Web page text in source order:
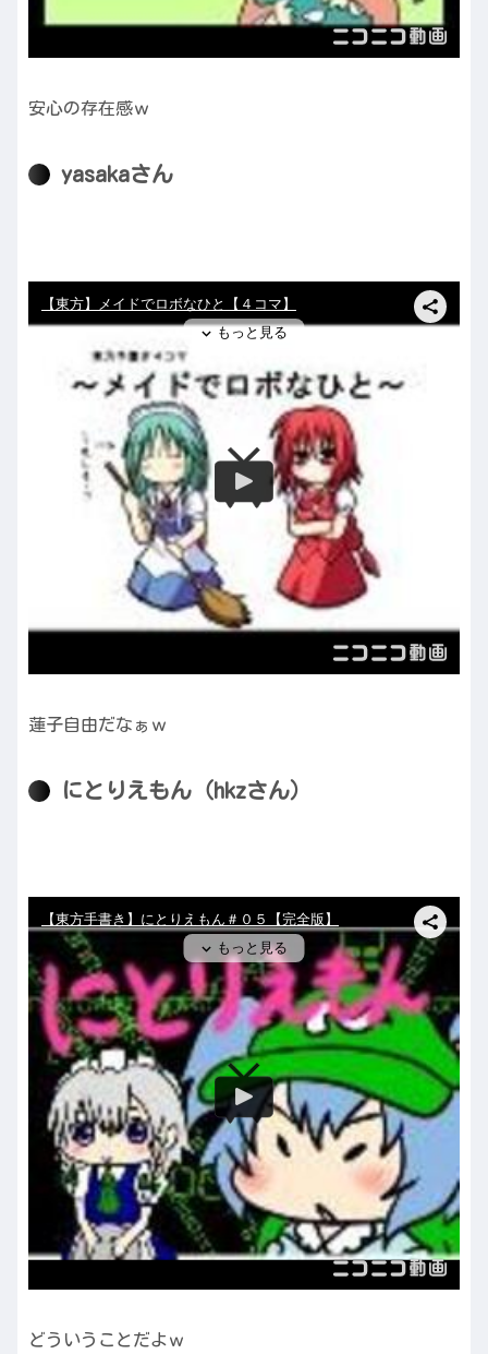
安心の存在感ｗ
yasakaさん
蓮子自由だなぁｗ
にとりえもん（hkzさん）
どういうことだよｗ